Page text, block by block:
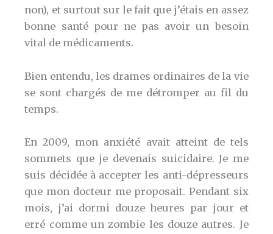
non), et surtout sur le fait que j’étais en assez
bonne santé pour ne pas avoir un besoin
vital de médicaments.
Bien entendu, les drames ordinaires de la vie
se sont chargés de me détromper au fil du
temps.
En 2009, mon anxiété avait atteint de tels
sommets que je devenais suicidaire. Je me
suis décidée à accepter les anti-dépresseurs
que mon docteur me proposait. Pendant six
mois, j’ai dormi douze heures par jour et
erré comme un zombie les douze autres. Je